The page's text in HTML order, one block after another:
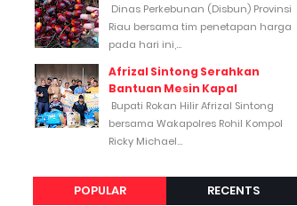
Dinas Perkebunan (Disbun) Provinsi
Riau bersama tim penetapan harga
pada hari ini,...
Afrizal Sintong Serahkan
Bantuan Mesin Kapal
Bupati Rokan Hilir Afrizal Sintong
bersama Wakapolres Rohil Kompol
Ricky Michael...
POPULAR RECENTS